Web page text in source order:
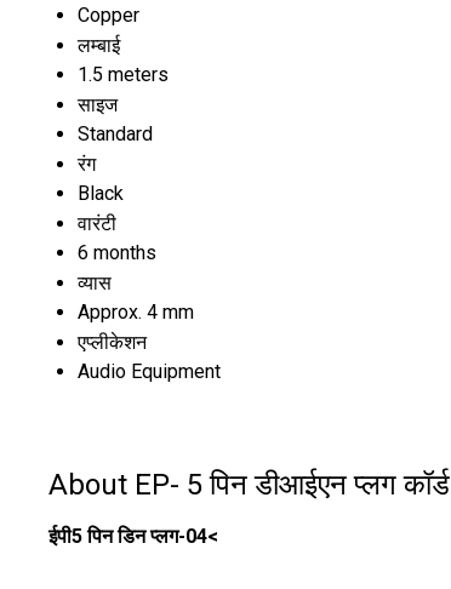
Copper
लम्बाई
1.5 meters
साइज
Standard
रंग
Black
वारंटी
6 months
व्यास
Approx. 4 mm
एप्लीकेशन
Audio Equipment
About EP- 5 पिन डीआईएन प्लग कॉर्ड
ईपी5 पिन डिन प्लग-04<